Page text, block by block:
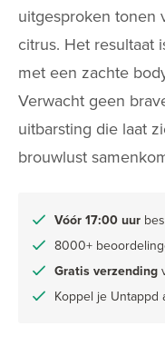
uitgesproken tonen
citrus. Het resultaat
met een zachte
Verwacht geen
uitbarsting die laat
brouwlust
Vóór 17:00 uur
8000+
Gratis verzending
Koppel je Untappd